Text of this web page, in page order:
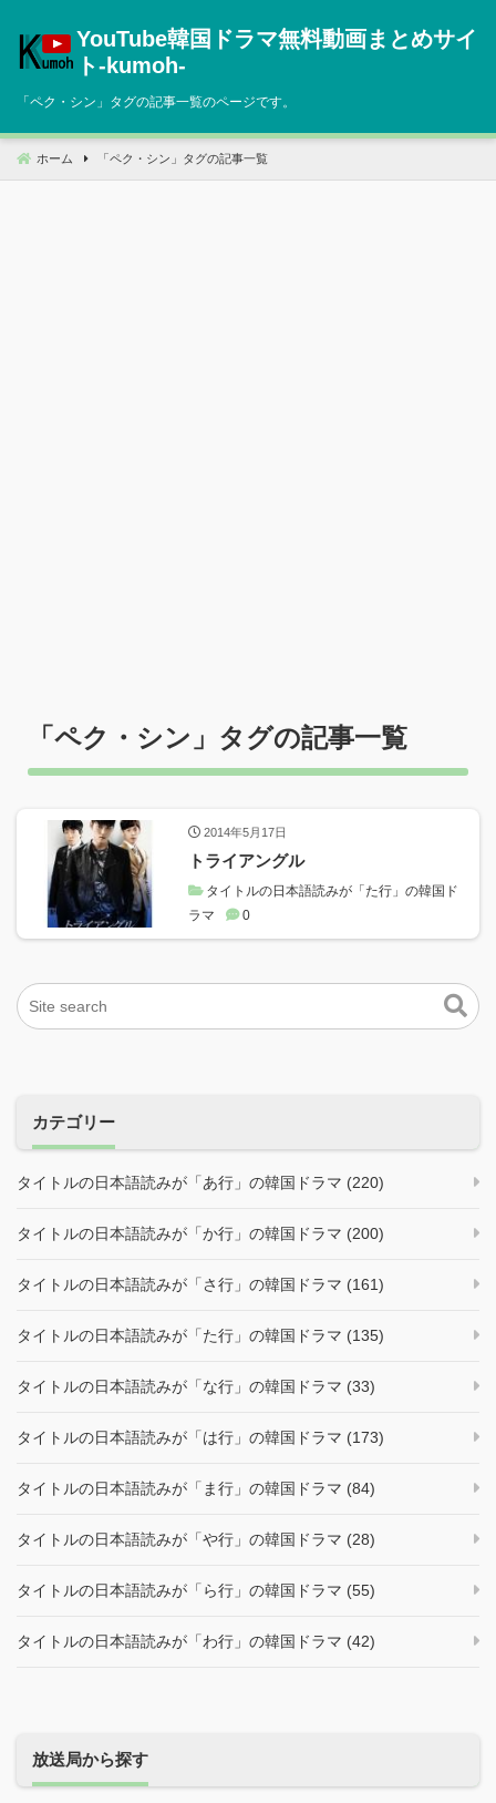
へ
動
YouTube韓国ドラマ無料動画まとめサイ
ト‐kumoh‐
「ペク・シン 」タグの記事一覧のページです。
ホーム 「 ペク・シン 」タグの記事一覧
「ペク・シン 」タグの記事一覧
2014年5月17日
トライアングル
タイトルの日本語読みが「た行」の韓国ド
ラマ
0
カテゴリー
タイトルの日本語読みが「あ行」の韓国ドラマ (220)
タイトルの日本語読みが「か行」の韓国ドラマ (200)
タイトルの日本語読みが「さ行」の韓国ドラマ (161)
タイトルの日本語読みが「た行」の韓国ドラマ (135)
タイトルの日本語読みが「な行」の韓国ドラマ (33)
タイトルの日本語読みが「は行」の韓国ドラマ (173)
タイトルの日本語読みが「ま行」の韓国ドラマ (84)
タイトルの日本語読みが「や行」の韓国ドラマ (28)
タイトルの日本語読みが「ら行」の韓国ドラマ (55)
タイトルの日本語読みが「わ行」の韓国ドラマ (42)
放送局から探す